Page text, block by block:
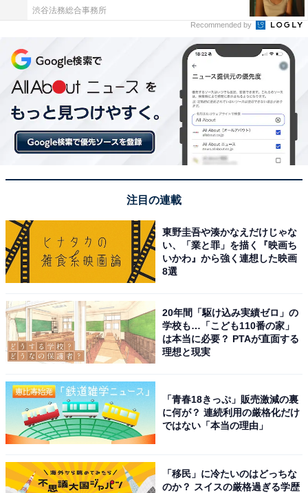
渋谷法務総合事務所
Recommended by
注目の連載
東野圭吾や湊かなえだけじゃな
い、「業と罪」を描く『映画ち
いかわ』から強く連想した映画
8選
20年間「駆け込み実績ゼロ」の
学校も…「こども110番の家」
は本当に必要？ PTAが直面する
理想と現実
「青春18きっぷ」販売激減の裏
に何が？ 連続利用の厳格化だけ
ではない「本当の理由」
「移民」に冷たいのはどっちな
のか？ スイスの厳格過ぎる学歴